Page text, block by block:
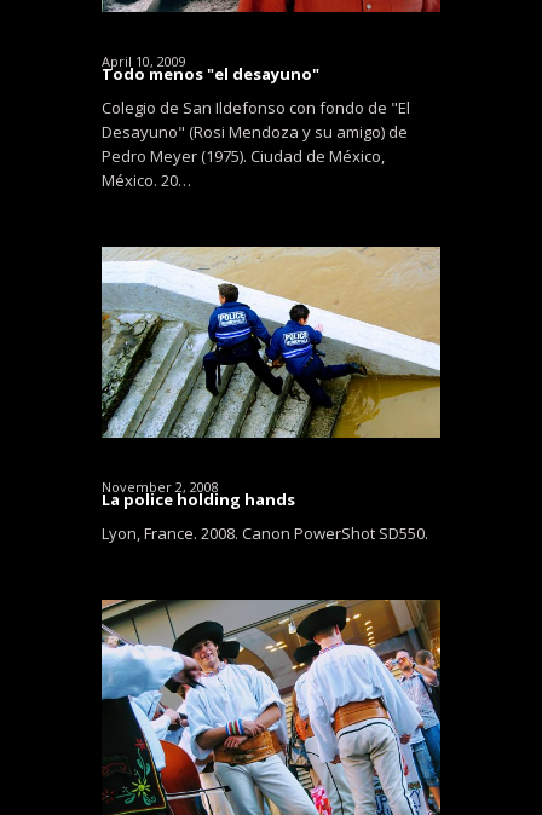
April 10, 2009
Todo menos "el desayuno"
Colegio de San Ildefonso con fondo de "El
Desayuno" (Rosi Mendoza y su amigo) de
Pedro Meyer (1975). Ciudad de México,
México. 20…
November 2, 2008
La police holding hands
Lyon, France. 2008. Canon PowerShot SD550.